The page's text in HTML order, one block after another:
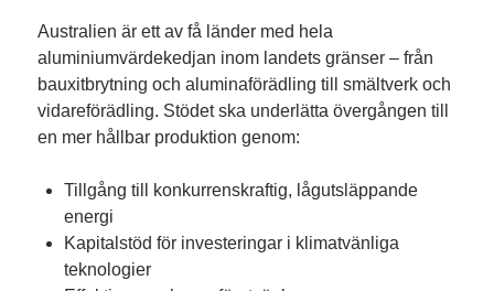
Australien är ett av få länder med hela
aluminiumvärdekedjan inom landets gränser – från
bauxitbrytning och aluminaförädling till smältverk och
vidareförädling. Stödet ska underlätta övergången till
en mer hållbar produktion genom:
Tillgång till konkurrenskraftig, lågutsläppande
energi
Kapitalstöd för investeringar i klimatvänliga
teknologier